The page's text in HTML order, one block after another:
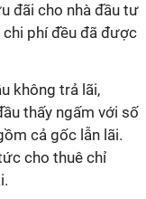
đãi cho nhà đầu tư
chi phí đều đã được
không trả lãi,
thấy ngấm với số
cả gốc lẫn lãi.
cho thuê chỉ